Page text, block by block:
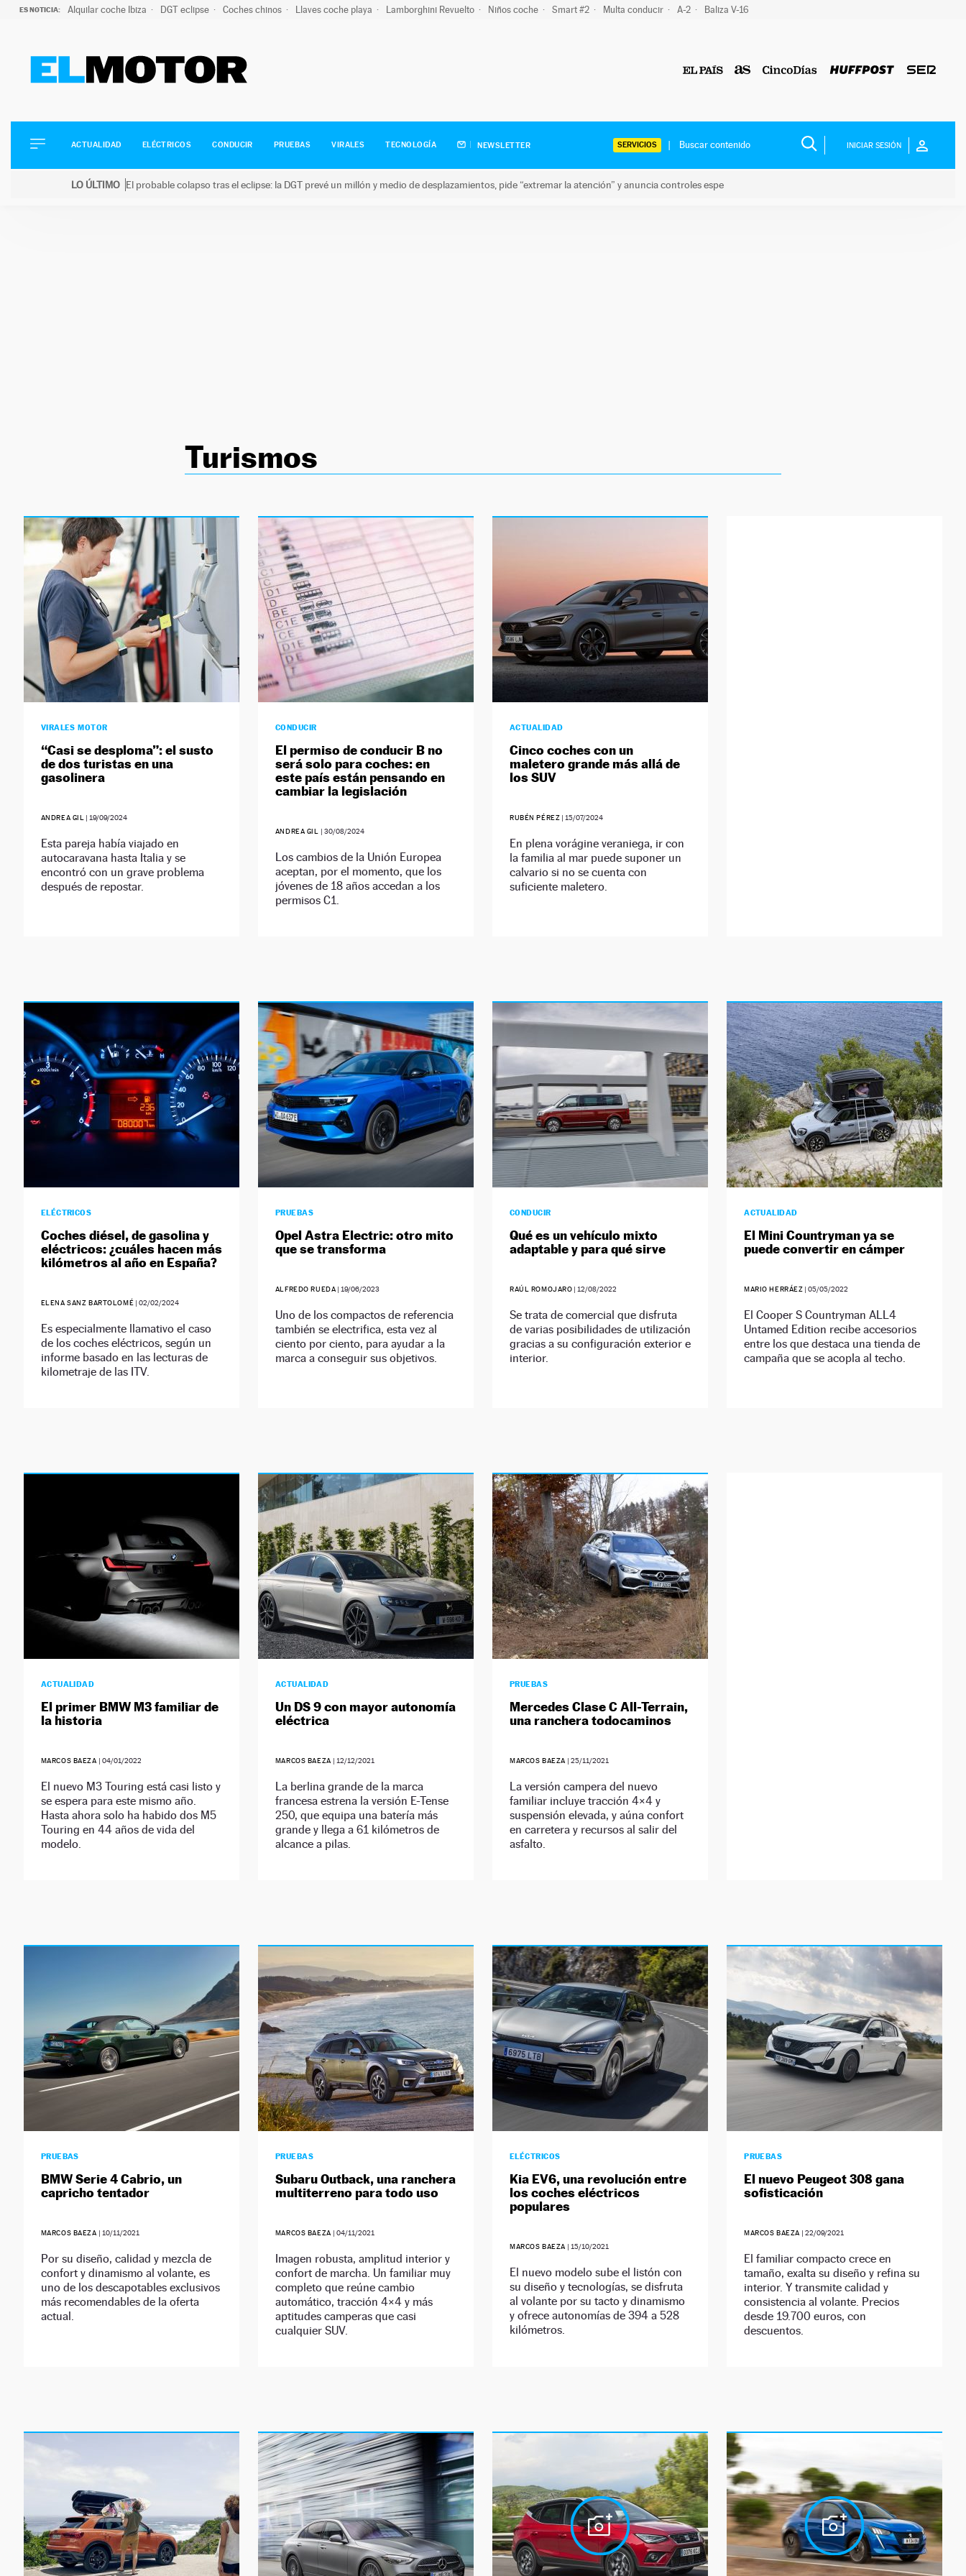
ES NOTICIA: Alquilar coche Ibiza DGT eclipse Coches chinos Llaves coche playa Lamborghini Revuelto Niños coche Smart #2 Multa conducir A-2 Baliza V-16
ELÉCTRICOS
CONDUCIR
ACTUALIDAD ELÉCTRICOS CONDUCIR PRUEBAS VIRALES TECNOLOGÍA NEWSLETTER SERVICIOS INICIAR SESIÓN
LO ÚLTIMO El probable colapso tras el eclipse: la DGT prevé un millón y medio de desplazamientos, pide “extremar la atención” y anuncia controles espe
Turismos
VIRALES MOTOR
“Casi se desploma”: el susto
de dos turistas en una
gasolinera
ANDREA GIL | 19/09/2024
Esta pareja había viajado en
autocaravana hasta Italia y se
encontró con un grave problema
después de repostar.
CONDUCIR
El permiso de conducir B no
será solo para coches: en
este país están pensando en
cambiar la legislación
ANDREA GIL | 30/08/2024
Los cambios de la Unión Europea
aceptan, por el momento, que los
jóvenes de 18 años accedan a los
permisos C1.
ACTUALIDAD
Cinco coches con un
maletero grande más allá de
los SUV
RUBÉN PÉREZ | 15/07/2024
En plena vorágine veraniega, ir con
la familia al mar puede suponer un
calvario si no se cuenta con
suficiente maletero.
ELÉCTRICOS
Coches diésel, de gasolina y
eléctricos: ¿cuáles hacen más
kilómetros al año en España?
ELENA SANZ BARTOLOMÉ |02/02/2024
Es especialmente llamativo el caso
de los coches eléctricos, según un
informe basado en las lecturas de
kilometraje de las ITV.
PRUEBAS
Opel Astra Electric: otro mito
que se transforma
ALFREDO RUEDA | 19/06/2023
Uno de los compactos de referencia
también se electrifica, esta vez al
ciento por ciento, para ayudar a la
marca a conseguir sus objetivos.
CONDUCIR
Qué es un vehículo mixto
adaptable y para qué sirve
RAÚL ROMOJARO | 12/08/2022
Se trata de comercial que disfruta
de varias posibilidades de utilización
gracias a su configuración exterior e
interior.
ACTUALIDAD
El Mini Countryman ya se
puede convertir en cámper
MARIO HERRÁEZ |05/05/2022
El Cooper S Countryman ALL4
Untamed Edition recibe accesorios
entre los que destaca una tienda de
campaña que se acopla al techo.
ACTUALIDAD
El primer BMW M3 familiar de
la historia
MARCOS BAEZA | 04/01/2022
El nuevo M3 Touring está casi listo y
se espera para este mismo año.
Hasta ahora solo ha habido dos M5
Touring en 44 años de vida del
modelo.
ACTUALIDAD
Un DS 9 con mayor autonomía
eléctrica
MARCOS BAEZA | 12/12/2021
La berlina grande de la marca
francesa estrena la versión E-Tense
250, que equipa una batería más
grande y llega a 61 kilómetros de
alcance a pilas.
PRUEBAS
Mercedes Clase C All-Terrain,
una ranchera todocaminos
MARCOS BAEZA | 25/11/2021
La versión campera del nuevo
familiar incluye tracción 4×4 y
suspensión elevada, y aúna confort
en carretera y recursos al salir del
asfalto.
PRUEBAS
BMW Serie 4 Cabrio, un
capricho tentador
MARCOS BAEZA | 10/11/2021
Por su diseño, calidad y mezcla de
confort y dinamismo al volante, es
uno de los descapotables exclusivos
más recomendables de la oferta
actual.
PRUEBAS
Subaru Outback, una ranchera
multiterreno para todo uso
MARCOS BAEZA | 04/11/2021
Imagen robusta, amplitud interior y
confort de marcha. Un familiar muy
completo que reúne cambio
automático, tracción 4×4 y más
aptitudes camperas que casi
cualquier SUV.
ELÉCTRICOS
Kia EV6, una revolución entre
los coches eléctricos
populares
MARCOS BAEZA | 15/10/2021
El nuevo modelo sube el listón con
su diseño y tecnologías, se disfruta
al volante por su tacto y dinamismo
y ofrece autonomías de 394 a 528
kilómetros.
PRUEBAS
El nuevo Peugeot 308 gana
sofisticación
MARCOS BAEZA | 22/09/2021
El familiar compacto crece en
tamaño, exalta su diseño y refina su
interior. Y transmite calidad y
consistencia al volante. Precios
desde 19.700 euros, con
descuentos.